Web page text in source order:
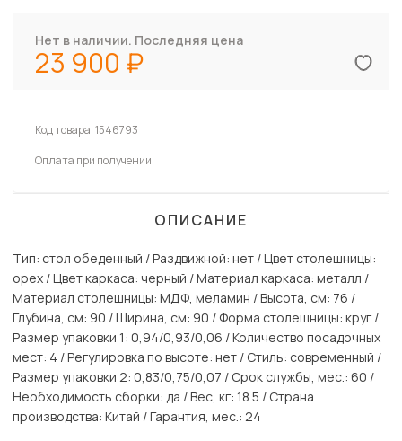
Нет в наличии. Последняя цена
23 900
Код товара:1546793
Оплата при получении
ОПИСАНИЕ
Тип: стол обеденный / Раздвижной: нет / Цвет столешницы:
орех / Цвет каркаса: черный / Материал каркаса: металл /
Материал столешницы: МДФ, меламин / Высота, см: 76 /
Глубина, см: 90 / Ширина, см: 90 / Форма столешницы: круг /
Размер упаковки 1: 0,94/0,93/0,06 / Количество посадочных
мест: 4 / Регулировка по высоте: нет / Стиль: современный /
Размер упаковки 2: 0,83/0,75/0,07 / Срок службы, мес.: 60 /
Необходимость сборки: да / Вес, кг: 18.5 / Страна
производства: Китай / Гарантия, мес.: 24